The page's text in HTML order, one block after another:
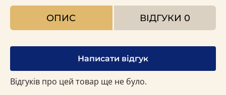
ОПИС ВІДГУКИ 0
Написати відгук
Відгуків про цей товар ще не було.